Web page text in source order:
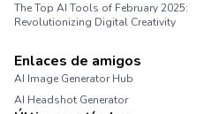
The Top AI Tools of February 2025:
Revolutionizing Digital Creativity
Enlaces de amigos
AI Image Generator Hub
AI Headshot Generator